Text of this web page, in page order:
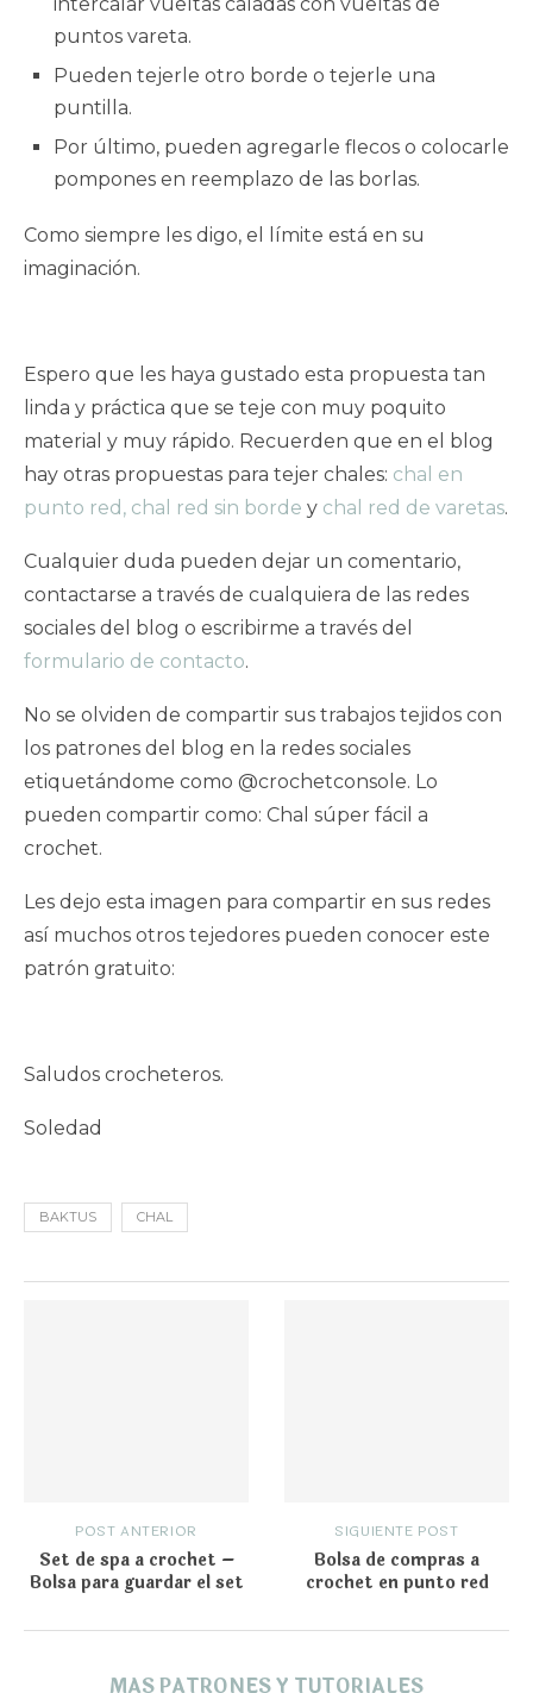
intercalar vueltas caladas con vueltas de
puntos vareta.
Pueden tejerle otro borde o tejerle una
puntilla.
Por último, pueden agregarle flecos o colocarle
pompones en reemplazo de las borlas.
Como siempre les digo, el límite está en su
imaginación.
Espero que les haya gustado esta propuesta tan
linda y práctica que se teje con muy poquito
material y muy rápido. Recuerden que en el blog
hay otras propuestas para tejer chales: chal en
punto red , chal red sin borde y chal red de varetas.
Cualquier duda pueden dejar un comentario,
contactarse a través de cualquiera de las redes
sociales del blog o escribirme a través del
formulario de contacto.
No se olviden de compartir sus trabajos tejidos con
los patrones del blog en la redes sociales
etiquetándome como @crochetconsole. Lo
pueden compartir como: Chal súper fácil a
crochet.
Les dejo esta imagen para compartir en sus redes
así muchos otros tejedores pueden conocer este
patrón gratuito:
Saludos crocheteros.
Soledad
BAKTUS CHAL
POST ANTERIOR
Set de spa a crochet –
Bolsa para guardar el set
SIGUIENTE POST
Bolsa de compras a
crochet en punto red
MAS PATRONES Y TUTORIALES